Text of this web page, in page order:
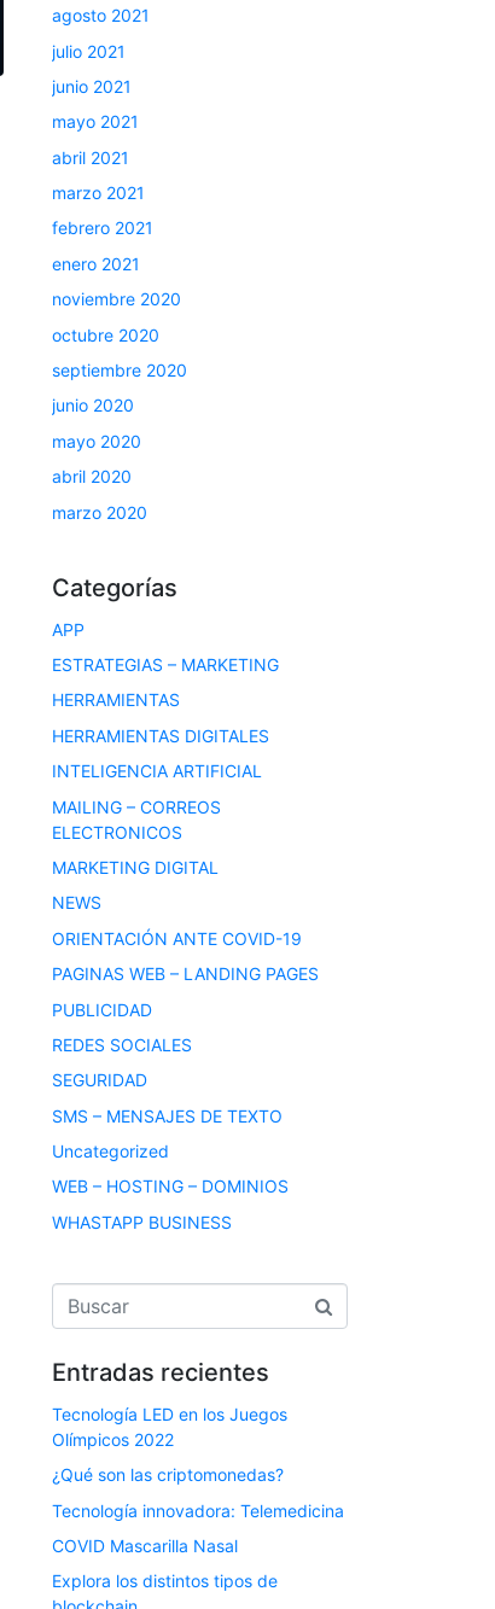
agosto 2021
julio 2021
junio 2021
mayo 2021
abril 2021
marzo 2021
febrero 2021
enero 2021
noviembre 2020
octubre 2020
septiembre 2020
junio 2020
mayo 2020
abril 2020
marzo 2020
Categorías
APP
ESTRATEGIAS – MARKETING
HERRAMIENTAS
HERRAMIENTAS DIGITALES
INTELIGENCIA ARTIFICIAL
MAILING – CORREOS
ELECTRONICOS
MARKETING DIGITAL
NEWS
ORIENTACIÓN ANTE COVID-19
PAGINAS WEB – LANDING PAGES
PUBLICIDAD
REDES SOCIALES
SEGURIDAD
SMS – MENSAJES DE TEXTO
Uncategorized
WEB – HOSTING – DOMINIOS
WHASTAPP BUSINESS
Entradas recientes
Tecnología LED en los Juegos
Olímpicos 2022
¿Qué son las criptomonedas?
Tecnología innovadora: Telemedicina
COVID Mascarilla Nasal
Explora los distintos tipos de